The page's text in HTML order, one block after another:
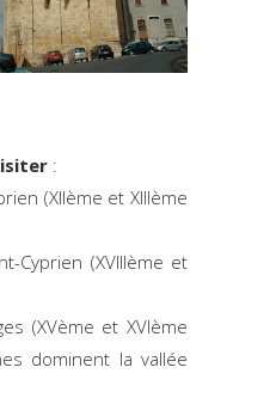
:
(XIIème et XIIIème
Cyprien (XVIIIème et
(XVème et XVIème
dominent la vallée